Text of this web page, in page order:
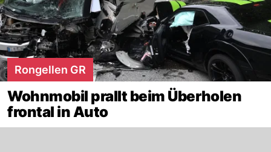
Rongellen GR
Wohnmobil prallt beim Überholen
frontal in Auto